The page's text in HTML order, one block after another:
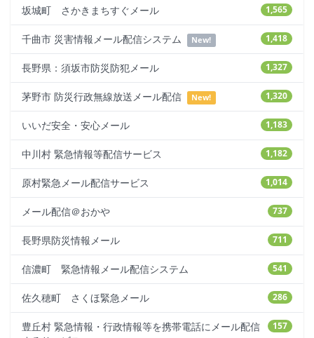
1,565
坂城町 さかきまちすぐメール
1,418
千曲市 災害情報メール配信システム New!
1,327
長野県：須坂市防災防犯メール
1,320
茅野市 防災行政無線放送メール配信 New!
1,183
いいだ安全・安心メール
1,182
中川村 緊急情報等配信サービス
1,014
原村緊急メール配信サービス
737
メール配信＠おかや
711
長野県防災情報メール
541
信濃町 緊急情報メール配信システム
286
佐久穂町 さくほ緊急メール
157
豊丘村 緊急情報・行政情報等を携帯電話にメール配信